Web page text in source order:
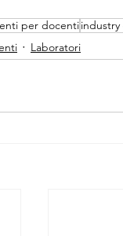
per docentiindustry
Laboratori